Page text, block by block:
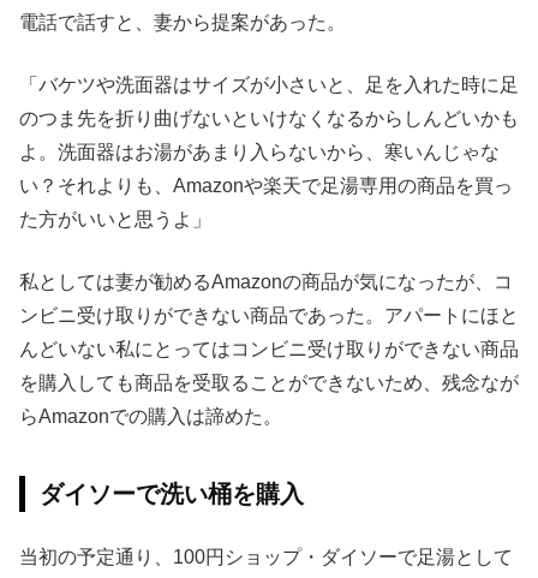
電話で話すと、妻から提案があった。
「バケツや洗面器はサイズが小さいと、足を入れた時に足
のつま先を折り曲げないといけなくなるからしんどいかも
よ。洗面器はお湯があまり入らないから、寒いんじゃな
い？それよりも、Amazonや楽天で足湯専用の商品を買っ
た方がいいと思うよ」
私としては妻が勧めるAmazonの商品が気になったが、コ
ンビニ受け取りができない商品であった。アパートにほと
んどいない私にとってはコンビニ受け取りができない商品
を購入しても商品を受取ることができないため、残念なが
らAmazonでの購入は諦めた。
ダイソーで洗い桶を購入
当初の予定通り、100円ショップ・ダイソーで足湯として